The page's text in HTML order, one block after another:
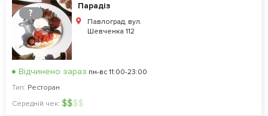
?
Парадіз
Павлоград, вул.
Шевченка 112
Відчинено зараз пн-вс 11:00-23:00
Тип: Ресторан
Середній чек: $$$$